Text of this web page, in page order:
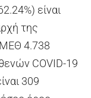
είναι
της
ΜΕΘ 4.738
COVID-19
309